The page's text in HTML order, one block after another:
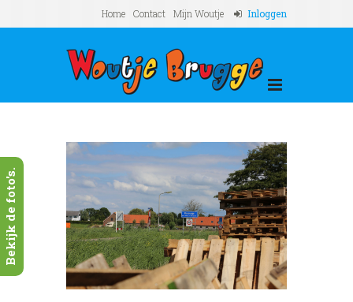
Home Contact Mijn Woutje Inloggen
Bekijk de foto's.